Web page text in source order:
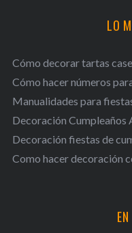
LO
Cómo decorar tartas
Cómo hacer números
Manualidades para
Decoración Cumpleaños
Decoración fiestas de
Como hacer decoración